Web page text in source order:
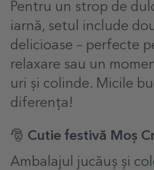
Pentru un strop de
iarnă, setul include
delicioase – perfecte
relaxare sau un
uri și colinde. Micile
diferența!
🎅 Cutie festivă Moș
Ambalajul jucăuș și